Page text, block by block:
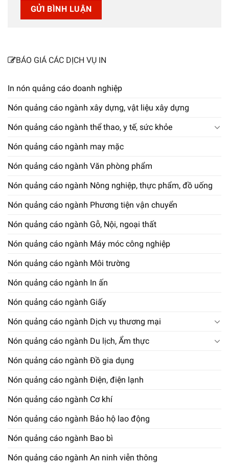
BÁO GIÁ CÁC DỊCH VỤ IN
In nón quảng cáo doanh nghiệp
Nón quảng cáo ngành xây dựng, vật liệu xây dựng
Nón quảng cáo ngành thể thao, y tế, sức khỏe
Nón quảng cáo ngành may mặc
Nón quảng cáo ngành Văn phòng phẩm
Nón quảng cáo ngành Nông nghiệp, thực phẩm, đồ uống
Nón quảng cáo ngành Phương tiện vận chuyển
Nón quảng cáo ngành Gỗ, Nội, ngoại thất
Nón quảng cáo ngành Máy móc công nghiệp
Nón quảng cáo ngành Môi trường
Nón quảng cáo ngành In ấn
Nón quảng cáo ngành Giấy
Nón quảng cáo ngành Dịch vụ thương mại
Nón quảng cáo ngành Du lịch, Ẩm thực
Nón quảng cáo ngành Đồ gia dụng
Nón quảng cáo ngành Điện, điện lạnh
Nón quảng cáo ngành Cơ khí
Nón quảng cáo ngành Bảo hộ lao động
Nón quảng cáo ngành Bao bì
Nón quảng cáo ngành An ninh viễn thông